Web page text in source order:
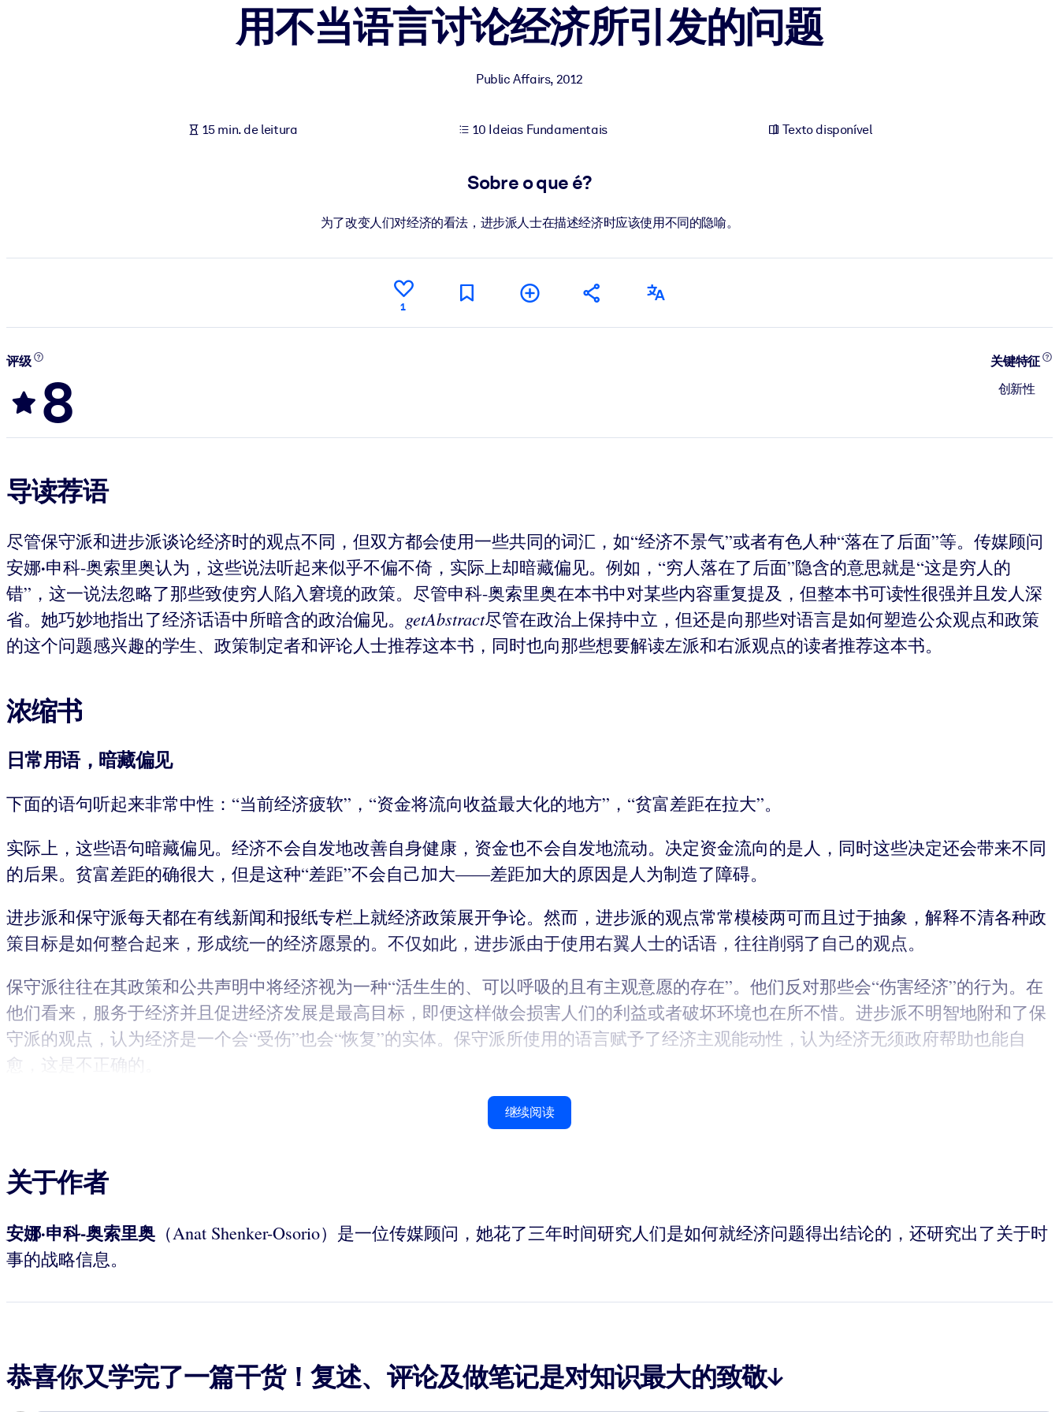
用不当语言讨论经济所引发的问题
Public Affairs, 2012
15 min. de leitura 10 Ideias Fundamentais Texto disponível
Sobre o que é?
为了改变人们对经济的看法，进步派人士在描述经济时应该使用不同的隐喻。
1
评级
8
关键特征
创新性
导读荐语
尽管保守派和进步派谈论经济时的观点不同，但双方都会使用一些共同的词汇，如“经济不景气”或者有色人种“落在了后面”等。传媒顾问
安娜·申科-奥索里奥认为，这些说法听起来似乎不偏不倚，实际上却暗藏偏见。例如，“穷人落在了后面”隐含的意思就是“这是穷人的
错”，这一说法忽略了那些致使穷人陷入窘境的政策。尽管申科-奥索里奥在本书中对某些内容重复提及，但整本书可读性很强并且发人深
省。她巧妙地指出了经济话语中所暗含的政治偏见。 getAbstract尽管在政治上保持中立，但还是向那些对语言是如何塑造公众观点和政策
的这个问题感兴趣的学生、政策制定者和评论人士推荐这本书，同时也向那些想要解读左派和右派观点的读者推荐这本书。
浓缩书
日常用语，暗藏偏见
下面的语句听起来非常中性：“当前经济疲软”，“资金将流向收益最大化的地方”，“贫富差距在拉大”。
实际上，这些语句暗藏偏见。经济不会自发地改善自身健康，资金也不会自发地流动。决定资金流向的是人，同时这些决定还会带来不同
的后果。贫富差距的确很大，但是这种“差距”不会自己加大——差距加大的原因是人为制造了障碍。
进步派和保守派每天都在有线新闻和报纸专栏上就经济政策展开争论。然而，进步派的观点常常模棱两可而且过于抽象，解释不清各种政
策目标是如何整合起来，形成统一的经济愿景的。不仅如此，进步派由于使用右翼人士的话语，往往削弱了自己的观点。
保守派往往在其政策和公共声明中将经济视为一种“活生生的、可以呼吸的且有主观意愿的存在”。他们反对那些会“伤害经济”的行为。在
他们看来，服务于经济并且促进经济发展是最高目标，即便这样做会损害人们的利益或者破坏环境也在所不惜。进步派不明智地附和了保
守派的观点，认为经济是一个会“受伤”也会“恢复”的实体。保守派所使用的语言赋予了经济主观能动性，认为经济无须政府帮助也能自
愈，这是不正确的。
继续阅读
关于作者
安娜·申科-奥索里奥 （Anat Shenker-Osorio）是一位传媒顾问，她花了三年时间研究人们是如何就经济问题得出结论的，还研究出了关于时
事的战略信息。
恭喜你又学完了一篇干货！复述、评论及做笔记是对知识最大的致敬↓